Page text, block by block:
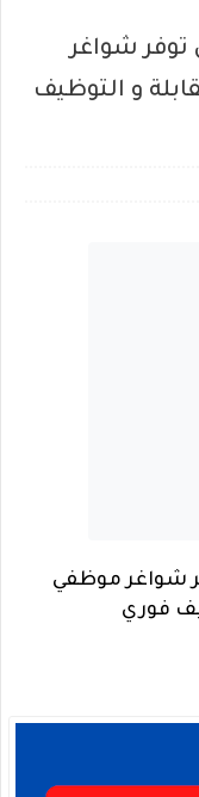
شواغر
و التوظيف
شواغر موظفي
فوري